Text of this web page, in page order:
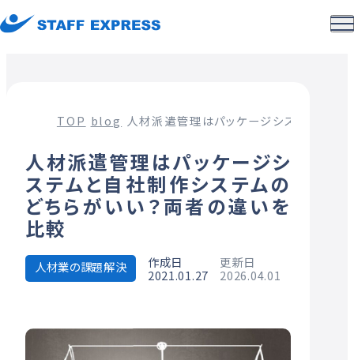
TOP blog 人材派遣管理はパッケージシステムと自
人材派遣管理はパッケージシ
ステムと自社制作システムの
どちらがいい？両者の違いを
比較
人材業の課題解決
作成日
2021.01.27
更新日
2026.04.01